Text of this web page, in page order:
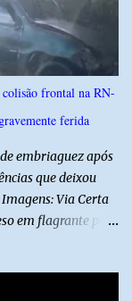
colisão frontal na RN-
ferida
embriaguez após
que deixou
Via Certa
em flagrante por